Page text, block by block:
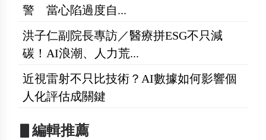
警 當心陷過度自...
洪子仁副院長專訪／醫療拼ESG不只減
碳！AI浪潮、人力荒...
近視雷射不只比技術？AI數據如何影響個
人化評估成關鍵
▋編輯推薦